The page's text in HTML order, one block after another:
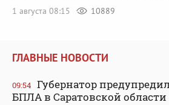
1 августа 08:15
10889
ГЛАВНЫЕ НОВОСТИ
09:54 Губернатор
БПЛА в Саратовской области